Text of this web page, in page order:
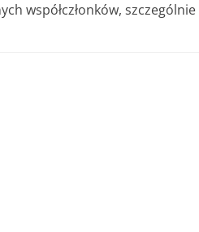
współczłonków, szczególnie